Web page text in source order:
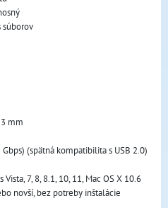
mm
(spätná kompatibilita s USB 2.0)
7, 8, 8.1, 10, 11, Mac OS X 10.6
novší, bez potreby inštalácie